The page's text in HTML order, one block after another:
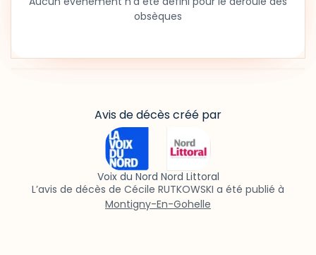
obsèques
Avis de décès créé par
Voix du Nord Nord Littoral
L’avis de décès de Cécile RUTKOWSKI a été publié à
Montigny-En-Gohelle